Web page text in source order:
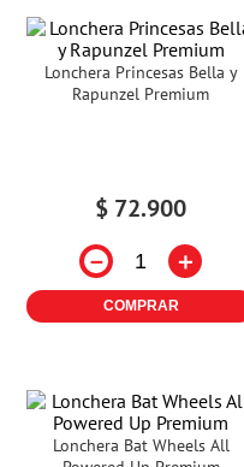
Lonchera Princesas Bella y
Rapunzel Premium
$ 72.900
－ ＋
COMPRAR
Lonchera Bat Wheels All